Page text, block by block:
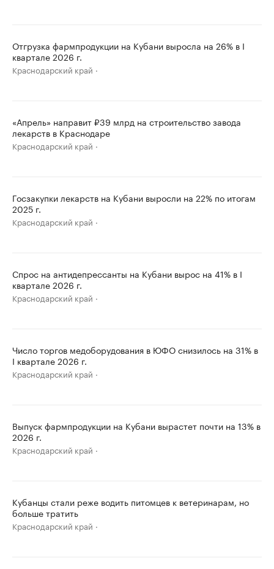
Отгрузка фармпродукции на Кубани выросла на 26% в I
квартале 2026 г.
Краснодарский край
«Апрель» направит ₽39 млрд на строительство завода
лекарств в Краснодаре
Краснодарский край
Госзакупки лекарств на Кубани выросли на 22% по итогам
2025 г.
Краснодарский край
Спрос на антидепрессанты на Кубани вырос на 41% в I
квартале 2026 г.
Краснодарский край
Число торгов медоборудования в ЮФО снизилось на 31% в
I квартале 2026 г.
Краснодарский край
Выпуск фармпродукции на Кубани вырастет почти на 13% в
2026 г.
Краснодарский край
Кубанцы стали реже водить питомцев к ветеринарам, но
больше тратить
Краснодарский край